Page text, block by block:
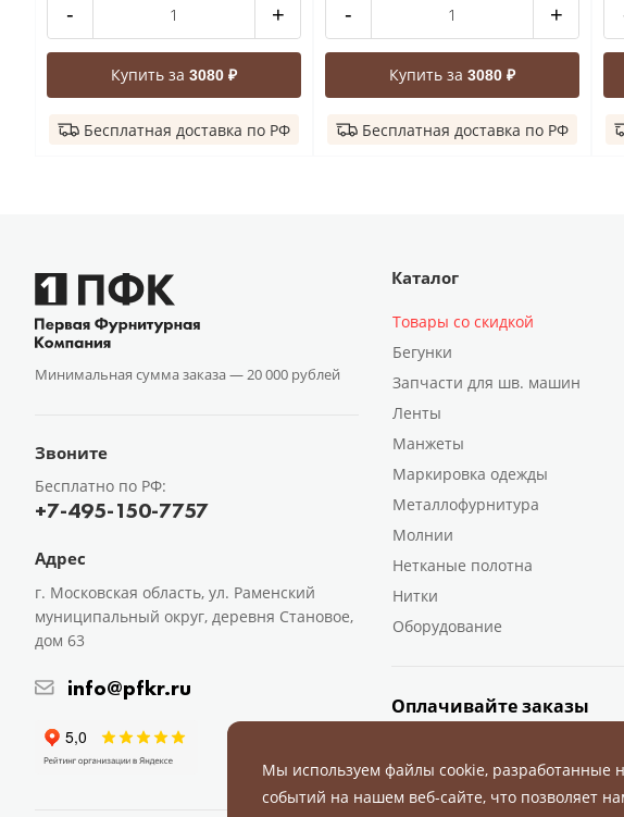
- +
Купить за 3080 ₽
Бесплатная доставка по РФ
- +
Купить за 3080 ₽
Бесплатная доставка по РФ
Минимальная сумма заказа — 20 000 рублей
Звоните
Бесплатно по РФ:
+7-495-150-7757
Адрес
г. Московская область, ул. Раменский
муниципальный округ, деревня Становое,
дом 63
info@pfkr.ru
Каталог
Товары со скидкой
Бегунки
Запчасти для шв. машин
Ленты
Манжеты
Маркировка одежды
Металлофурнитура
Молнии
Нетканые полотна
Нитки
Оборудование
Оплачивайте заказы
Мы используем файлы cookie, разработанные
событий на нашем веб-сайте, что позволяет